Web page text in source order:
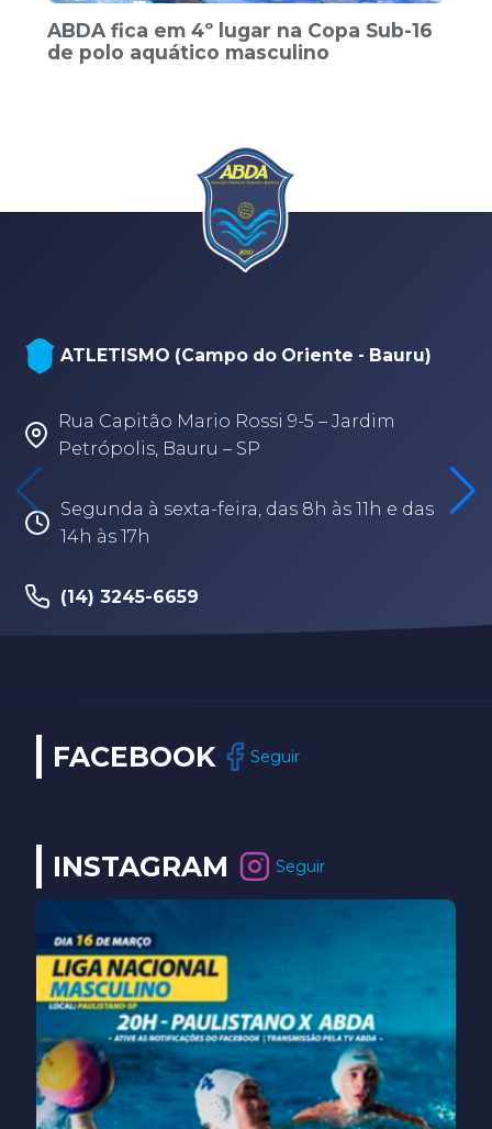
ABDA fica em 4º lugar na Copa Sub-16
de polo aquático masculino
ATLETISMO (Campo do Oriente - Bauru)
Rua Capitão Mario Rossi 9-5 – Jardim
Petrópolis, Bauru – SP
Segunda à sexta-feira, das 8h às 11h e das
14h às 17h
(14) 3245-6659
FACEBOOK Seguir
INSTAGRAM Seguir